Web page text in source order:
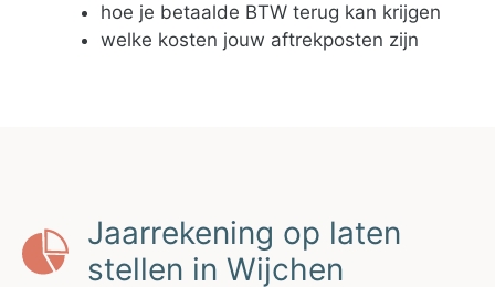
hoe je betaalde BTW terug kan krijgen
welke kosten jouw aftrekposten zijn
Jaarrekening op laten
stellen in Wijchen